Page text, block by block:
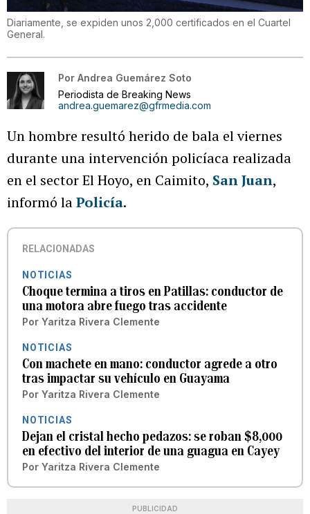
Diariamente, se expiden unos 2,000 certificados en el Cuartel
General.
Por Andrea Guemárez Soto
Periodista de Breaking News
andrea.guemarez@gfrmedia.com
Un hombre resultó herido de bala el viernes
durante una intervención policíaca realizada
en el sector El Hoyo, en Caimito, San Juan,
informó laPolicía.
RELACIONADAS
NOTICIAS
Choque termina a tiros en Patillas: conductor de
una motora abre fuego tras accidente
Por Yaritza Rivera Clemente
NOTICIAS
Con machete en mano: conductor agrede a otro
tras impactar su vehículo en Guayama
Por Yaritza Rivera Clemente
NOTICIAS
Dejan el cristal hecho pedazos: se roban $8,000
en efectivo del interior de una guagua en Cayey
Por Yaritza Rivera Clemente
PUBLICIDAD